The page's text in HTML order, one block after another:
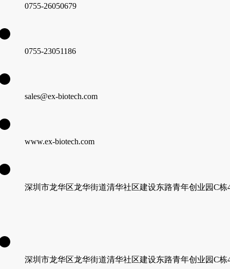
0755-26050679
0755-23051186
sales@ex-biotech.com
www.ex-biotech.com
深圳市龙华区龙华街道清华社区建设东路青年创业园C栋
深圳市龙华区龙华街道清华社区建设东路青年创业园C栋